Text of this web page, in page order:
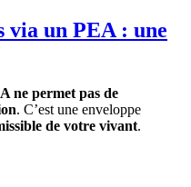
via un PEA : une
ne permet pas de
. C’est une enveloppe
de votre vivant.